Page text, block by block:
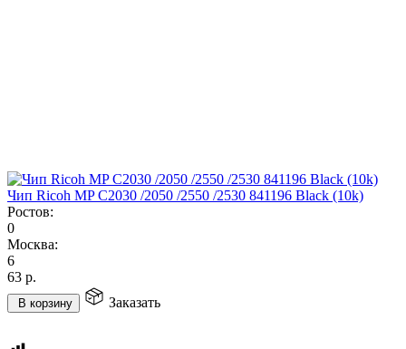
Чип Ricoh MP C2030 /2050 /2550 /2530 841196 Black (10k)
Ростов:
0
Москва:
6
63 р.
В корзину Заказать